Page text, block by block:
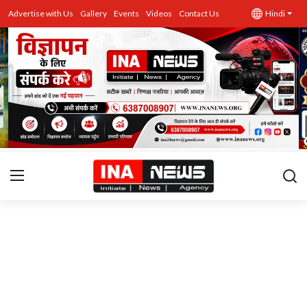
Advertise with Us Gallery Events Videos Contact Us Hindi
उत्तर प्रदेश
Advertise with Us
Events
राज्य